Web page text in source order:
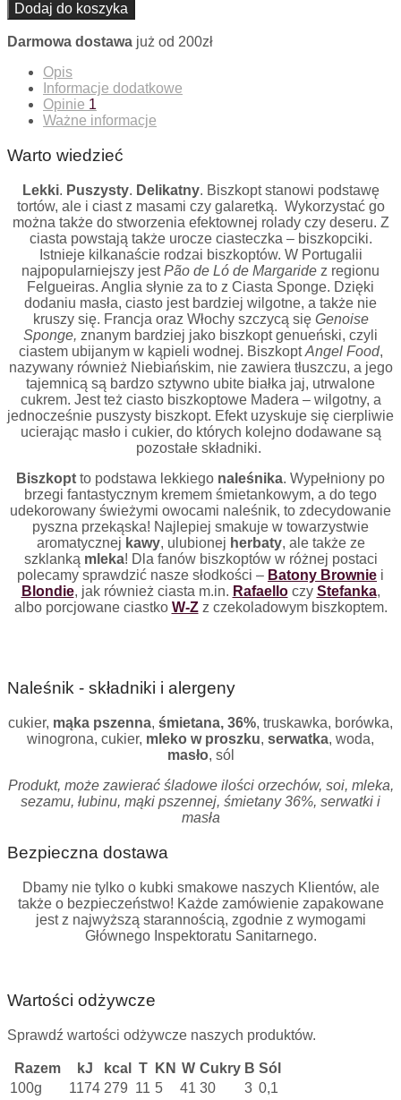
Dodaj do koszyka
Darmowa dostawa już od 200zł
Opis
Informacje dodatkowe
Opinie 1
Ważne informacje
Warto wiedzieć
Lekki. Puszysty. Delikatny. Biszkopt stanowi podstawę
tortów, ale i ciast z masami czy galaretką. Wykorzystać go
można także do stworzenia efektownej rolady czy deseru. Z
ciasta powstają także urocze ciasteczka – biszkopciki.
Istnieje kilkanaście rodzai biszkoptów. W Portugalii
najpopularniejszy jestPão de Ló de Margaride z regionu
Felgueiras. Anglia słynie za to z Ciasta Sponge. Dzięki
dodaniu masła, ciasto jest bardziej wilgotne, a także nie
kruszy się. Francja oraz Włochy szczycą się Genoise
Sponge, znanym bardziej jako biszkopt genueński, czyli
ciastem ubijanym w kąpieli wodnej. BiszkoptAngel Food,
nazywany również Niebiańskim, nie zawiera tłuszczu, a jego
tajemnicą są bardzo sztywno ubite białka jaj, utrwalone
cukrem. Jest też ciasto biszkoptowe Madera – wilgotny, a
jednocześnie puszysty biszkopt. Efekt uzyskuje się cierpliwie
ucierając masło i cukier, do których kolejno dodawane są
pozostałe składniki.
Biszkopt to podstawa lekkiego naleśnika. Wypełniony po
brzegi fantastycznym kremem śmietankowym, a do tego
udekorowany świeżymi owocami naleśnik, to zdecydowanie
pyszna przekąska! Najlepiej smakuje w towarzystwie
aromatycznej kawy, ulubionej herbaty, ale także ze
szklanką mleka! Dla fanów biszkoptów w różnej postaci
polecamy sprawdzić nasze słodkości – Batony Brownie i
Blondie, jak również ciasta m.in. Rafaelloczy Stefanka,
albo porcjowane ciastko W-Zz czekoladowym biszkoptem.
Naleśnik - składniki i alergeny
cukier, mąka pszenna, śmietana, 36%, truskawka, borówka,
winogrona, cukier, mleko w proszku, serwatka, woda,
masło, sól
Produkt, może zawierać śladowe ilości orzechów, soi, mleka,
sezamu, łubinu, mąki pszennej, śmietany 36%, serwatki i
masła
Bezpieczna dostawa
Dbamy nie tylko o kubki smakowe naszych Klientów, ale
także o bezpieczeństwo! Każde zamówienie zapakowane
jest z najwyższą starannością, zgodnie z wymogami
Głównego Inspektoratu Sanitarnego.
Wartości odżywcze
Sprawdź wartości odżywcze naszych produktów.
Razem kJ kcal T KN W Cukry B Sól
100g
1174 279 11 5 41 30 3 0,1